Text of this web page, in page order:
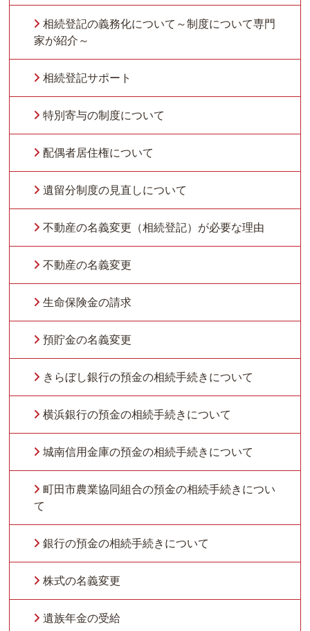
相続登記の義務化について～制度について専門
家が紹介～
相続登記サポート
特別寄与の制度について
配偶者居住権について
遺留分制度の見直しについて
不動産の名義変更（相続登記）が必要な理由
不動産の名義変更
生命保険金の請求
預貯金の名義変更
きらぼし銀行の預金の相続手続きについて
横浜銀行の預金の相続手続きについて
城南信用金庫の預金の相続手続きについて
町田市農業協同組合の預金の相続手続きについ
て
銀行の預金の相続手続きについて
株式の名義変更
遺族年金の受給